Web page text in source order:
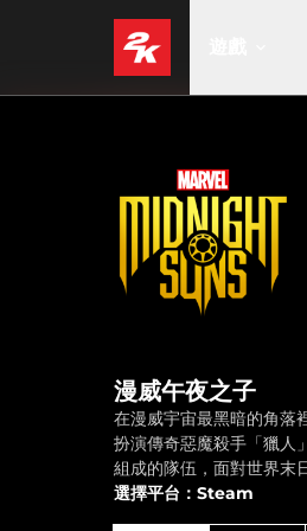
漫威午夜之子
在漫威宇宙最黑暗的角落
扮演傳奇惡魔殺手「獵人
組成的隊伍，面對世界末
選擇平台：Steam